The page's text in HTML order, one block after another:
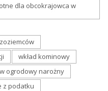
dla obcokrajowca w
wkład kominowy
ogrodowy narożny
z podatku